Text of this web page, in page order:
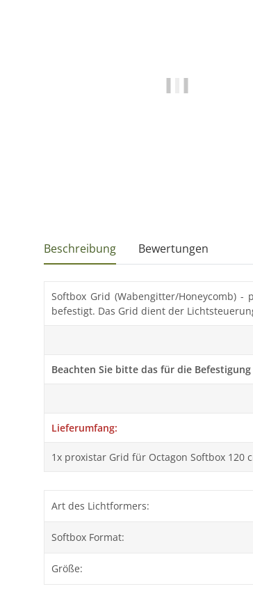
Beschreibung Bewertungen
Softbox Grid (Wabengitter/Honeycomb) -
befestigt. Das Grid dient der
Beachten Sie bitte das für die
Lieferumfang:
1x proxistar Grid für Octagon Softbox 120
Art des Lichtformers:
Softbox Format:
Größe: